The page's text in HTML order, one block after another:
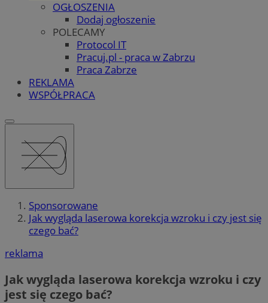
OGŁOSZENIA
Dodaj ogłoszenie
POLECAMY
Protocol IT
Pracuj.pl - praca w Zabrzu
Praca Zabrze
REKLAMA
WSPÓŁPRACA
Sponsorowane
Jak wygląda laserowa korekcja wzroku i czy jest się
czego bać?
reklama
Jak wygląda laserowa korekcja wzroku i czy
jest się czego bać?